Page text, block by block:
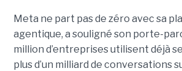
Meta ne part pas de zéro avec sa
agentique, a souligné son porte-
million d’entreprises utilisent déjà
plus d’un milliard de conversations